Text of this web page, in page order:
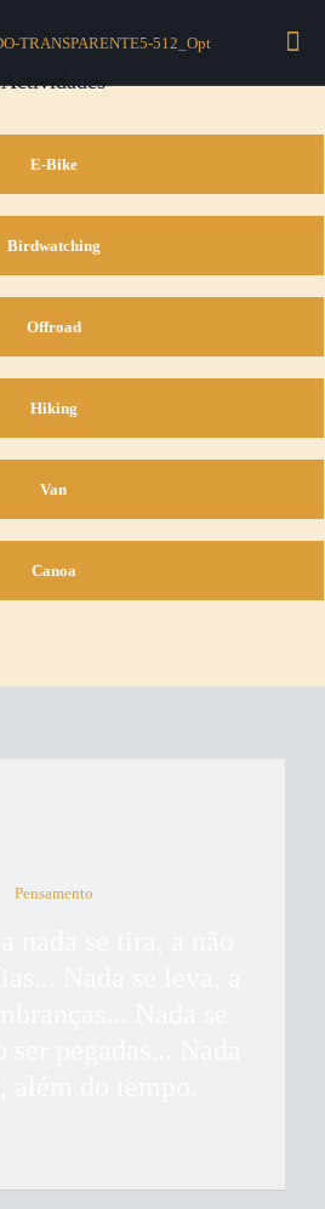
Actividades
E-Bike
Birdwatching
Offroad
Hiking
Van
Canoa
Pensamento